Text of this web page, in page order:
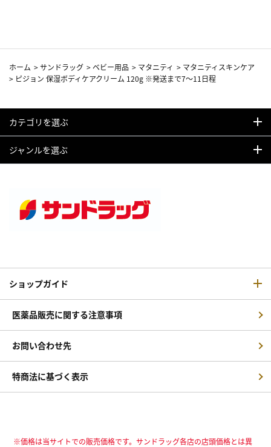
ホーム >サンドラッグ >ベビー用品 > マタニティ > マタニティスキンケア
> ピジョン 保湿ボディケアクリーム 120g ※発送まで7～11日程
カテゴリを選ぶ
ジャンルを選ぶ
ショップガイド
医薬品販売に関する注意事項
お問い合わせ先
特商法に基づく表示
※価格は当サイトでの販売価格です。サンドラッグ各店の店頭価格とは異